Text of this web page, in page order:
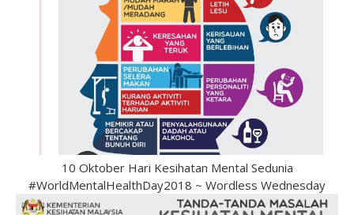
10 Oktober Hari Kesihatan Mental Sedunia
#WorldMentalHealthDay2018 ~ Wordless Wednesday